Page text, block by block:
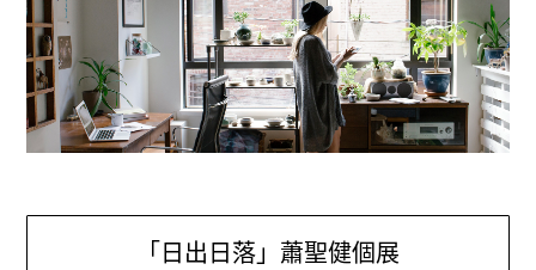
「日出日落」蕭聖健個展